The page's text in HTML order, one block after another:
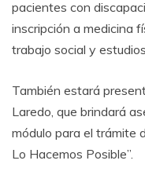
pacientes con
inscripción a medicina
trabajo social y
También estará
Laredo, que brindará
módulo para el trámite
Lo Hacemos Posible”.